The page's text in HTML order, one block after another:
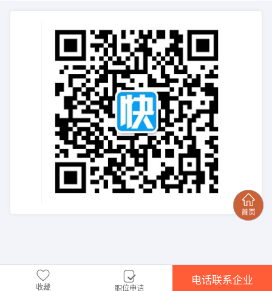
收藏 职位申请
电话联系企业